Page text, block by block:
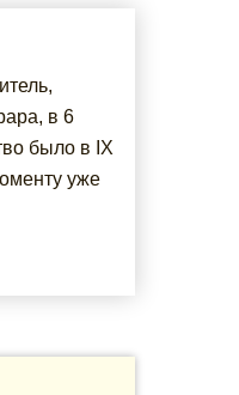
в 6
было в IX
уже